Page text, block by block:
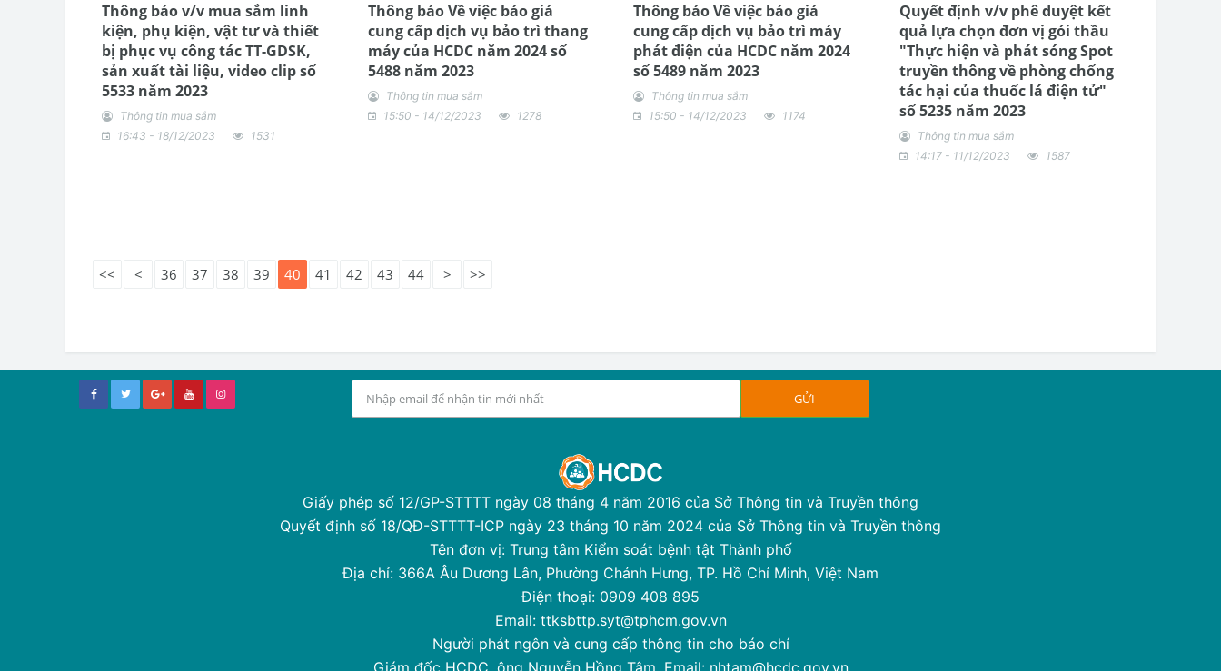
Thông báo v/v mua sắm linh
kiện, phụ kiện, vật tư và thiết
bị phục vụ công tác TT-GDSK,
sản xuất tài liệu, video clip số
5533 năm 2023
Thông tin mua sắm
16:43 - 18/12/2023
1531
Thông báo Về việc báo giá
cung cấp dịch vụ bảo trì thang
máy của HCDC năm 2024 số
5488 năm 2023
Thông tin mua sắm
15:50 - 14/12/2023
1278
Thông báo Về việc báo giá
cung cấp dịch vụ bảo trì máy
phát điện của HCDC năm 2024
số 5489 năm 2023
Thông tin mua sắm
15:50 - 14/12/2023
1174
Quyết định v/v phê duyệt kết
quả lựa chọn đơn vị gói thầu
"Thực hiện và phát sóng Spot
truyền thông về phòng chống
tác hại của thuốc lá điện tử"
số 5235 năm 2023
Thông tin mua sắm
14:17 - 11/12/2023
1587
<< < 36 37 38 39 40 41 42 43 44 > >>
Giấy phép số 12/GP-STTTT ngày 08 tháng 4 năm 2016 của Sở Thông tin và Truyền thông
Quyết định số 18/QĐ-STTTT-ICP ngày 23 tháng 10 năm 2024 của Sở Thông tin và Truyền thông
Tên đơn vị: Trung tâm Kiểm soát bệnh tật Thành phố
Địa chỉ: 366A Âu Dương Lân, Phường Chánh Hưng, TP. Hồ Chí Minh, Việt Nam
Điện thoại: 0909 408 895
Email: ttksbttp.syt@tphcm.gov.vn
Người phát ngôn và cung cấp thông tin cho báo chí
Giám đốc HCDC, ông Nguyễn Hồng Tâm, Email: nhtam@hcdc.gov.vn